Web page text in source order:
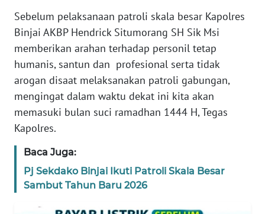
Sebelum pelaksanaan patroli skala besar Kapolres
Binjai AKBP Hendrick Situmorang SH Sik Msi
memberikan arahan terhadap personil tetap
humanis, santun dan profesional serta tidak
arogan disaat melaksanakan patroli gabungan,
mengingat dalam waktu dekat ini kita akan
memasuki bulan suci ramadhan 1444 H, Tegas
Kapolres.
Baca Juga:
Pj Sekdako Binjai Ikuti Patroli Skala Besar
Sambut Tahun Baru 2026
Wahana
News
SUMUT
WN
JAKARTA
JABAR
WN